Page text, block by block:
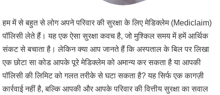
हम में से बहुत से लोग अपने परिवार की सुरक्षा के लिए मेडिक्लेम (Mediclaim)
पॉलिसी लेते हैं। यह एक ऐसा सुरक्षा कवच है, जो मुश्किल समय में हमें आर्थिक
संकट से बचाता है। लेकिन क्या आप जानते हैं कि अस्पताल के बिल पर लिखा
एक छोटा सा कोड आपके पूरे मेडिक्लेम को अमान्य कर सकता है या आपकी
पॉलिसी की लिमिट को गलत तरीके से घटा सकता है? यह सिर्फ एक कागज़ी
कार्रवाई नहीं है, बल्कि आपकी और आपके परिवार की वित्तीय सुरक्षा का सवाल